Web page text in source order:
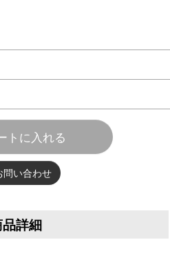
トに入れる
問い合わせ
詳細